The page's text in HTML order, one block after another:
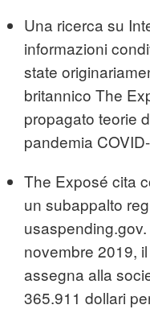
Una ricerca su
informazioni
state
britannico The
propagato teorie
pandemia
The Exposé cita
un subappalto
novembre 2019,
assegna alla
365.911 dollari